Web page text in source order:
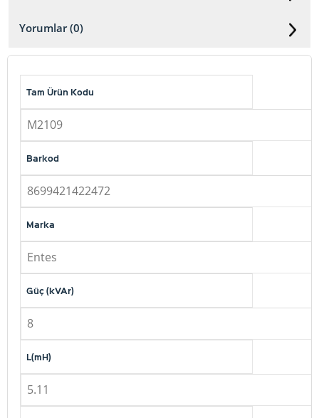
Yorumlar (0)
Tam Ürün Kodu
M2109
Barkod
8699421422472
Marka
Entes
Güç (kVAr)
8
L(mH)
5.11